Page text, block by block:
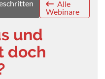
Alle
Webinare
und
doch